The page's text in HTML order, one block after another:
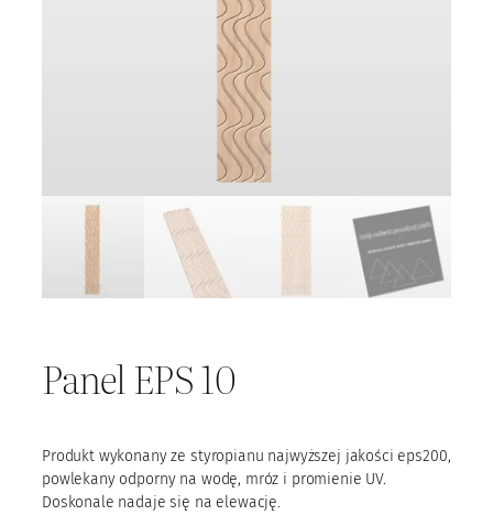
Panel EPS 10
Produkt wykonany ze styropianu najwyższej jakości eps200,
powlekany odporny na wodę, mróz i promienie UV.
Doskonale nadaje się na elewację.